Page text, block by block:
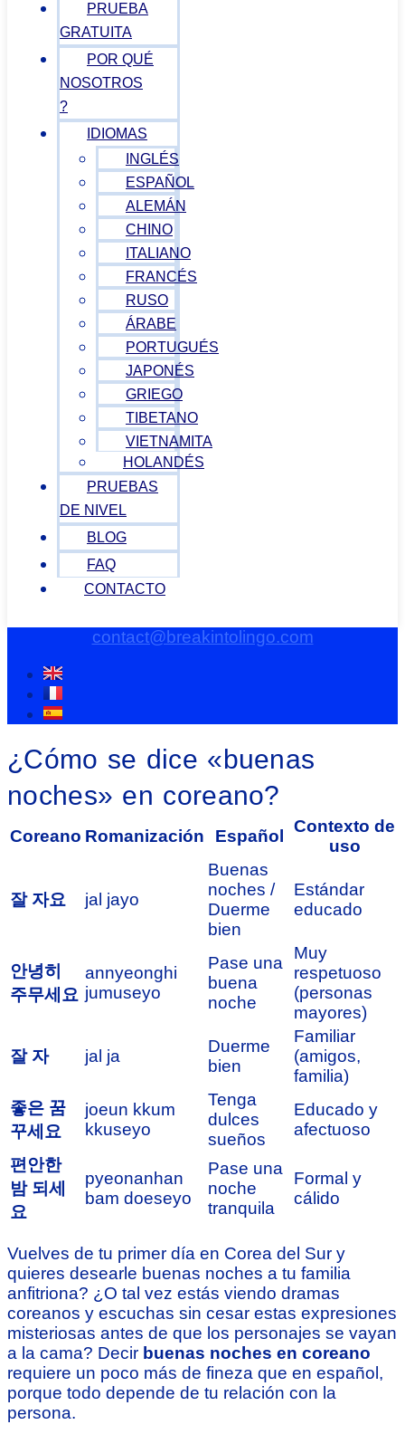
PRUEBA
GRATUITA
POR QUÉ
NOSOTROS
?
IDIOMAS
INGLÉS
ESPAÑOL
ALEMÁN
CHINO
ITALIANO
FRANCÉS
RUSO
ÁRABE
PORTUGUÉS
JAPONÉS
GRIEGO
TIBETANO
VIETNAMITA
HOLANDÉS
PRUEBAS
DE NIVEL
BLOG
FAQ
CONTACTO
contact@breakintolingo.com
¿Cómo se dice «buenas
noches» en coreano?
Coreano Romanización Español
Contexto de
uso
잘 자요 jal jayo
Buenas
noches /
Duerme
bien
Estándar
educado
안녕히
주무세요
annyeonghi
jumuseyo
Pase una
buena
noche
Muy
respetuoso
(personas
mayores)
잘 자 jal ja
Duerme
bien
Familiar
(amigos,
familia)
좋은 꿈
꾸세요
joeun kkum
kkuseyo
Tenga
dulces
sueños
Educado y
afectuoso
편안한
밤 되세
요
pyeonanhan
bam doeseyo
Pase una
noche
tranquila
Formal y
cálido
Vuelves de tu primer día en Corea del Sur y
quieres desearle buenas noches a tu familia
anfitriona? ¿O tal vez estás viendo dramas
coreanos y escuchas sin cesar estas expresiones
misteriosas antes de que los personajes se vayan
a la cama? Decir buenas noches en coreano
requiere un poco más de fineza que en español,
porque todo depende de tu relación con la
persona.